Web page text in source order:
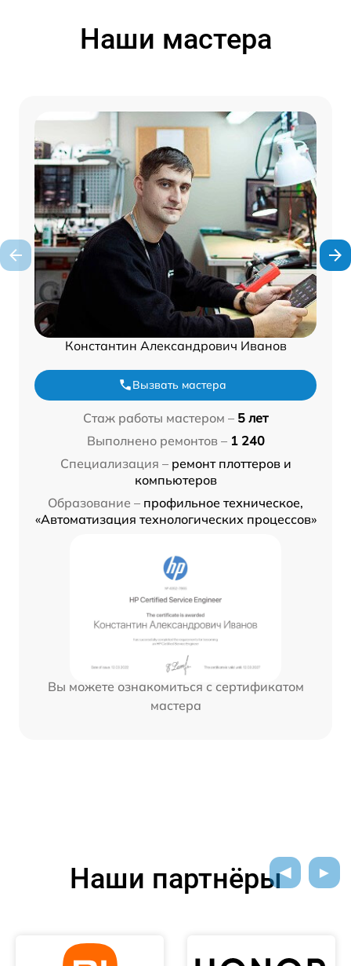
Наши мастера
Константин Александрович Иванов
Вызвать мастера
Стаж работы мастером – 5 лет
Выполнено ремонтов – 1 240
Специализация – ремонт плоттеров и
компьютеров
Образование – профильное техническое,
«Автоматизация технологических процессов»
Вы можете ознакомиться с сертификатом
мастера
Наши партнёры